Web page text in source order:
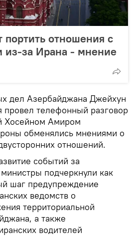
портить отношения с
из-за Ирана - мнение
дел Азербайджана Джейхун
провел телефонный разговор
Хосейном Амиром
обменялись мнениями о
отношений.
событий за
подчеркнули как
шаг предупреждение
ведомств о
территориальной
а также
водителей